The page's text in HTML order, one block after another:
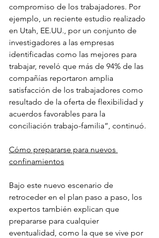
compromiso de los trabajadores. Por
ejemplo, un reciente estudio realizado
en Utah, EE.UU., por un conjunto de
investigadores a las empresas
identificadas como las mejores para
trabajar, reveló que más de 94% de las
compañías reportaron amplia
satisfacción de los trabajadores como
resultado de la oferta de flexibilidad y
acuerdos favorables para la
conciliación trabajo-familia”, continuó.
Cómo prepararse para nuevos
confinamientos
Bajo este nuevo escenario de
retroceder en el plan paso a paso, los
expertos también explican que
prepararse para cualquier
eventualidad, como la que se vive por